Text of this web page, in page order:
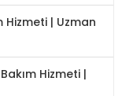
Hizmeti | Uzman
Hizmeti |